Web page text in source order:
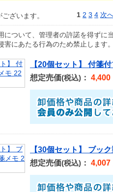
ざいます。 1 2 3 4 次
について、管理者の許諾を得ずに
害にあたる行為のため禁止します。
【20個セット】 付箋
想定売価(税込) ： 4,400
【30個セット】 ブッ
想定売価(税込) ： 4,007